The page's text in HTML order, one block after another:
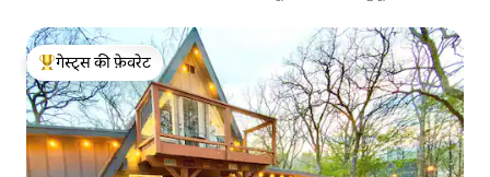
गेस्ट्स का टॉप फ़ेवरेट
गेस्ट्स की फ़ेवरेट